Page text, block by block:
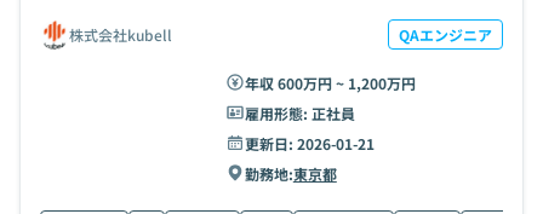
株式会社kubell QAエンジニア
年収 600万円 ~ 1,200万円
雇用形態: 正社員
更新日: 2026-01-21
勤務地:東京都